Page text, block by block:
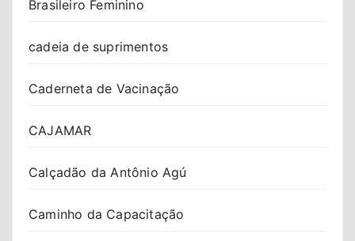
Brasileiro Feminino
cadeia de suprimentos
Caderneta de Vacinação
CAJAMAR
Calçadão da Antônio Agú
Caminho da Capacitação